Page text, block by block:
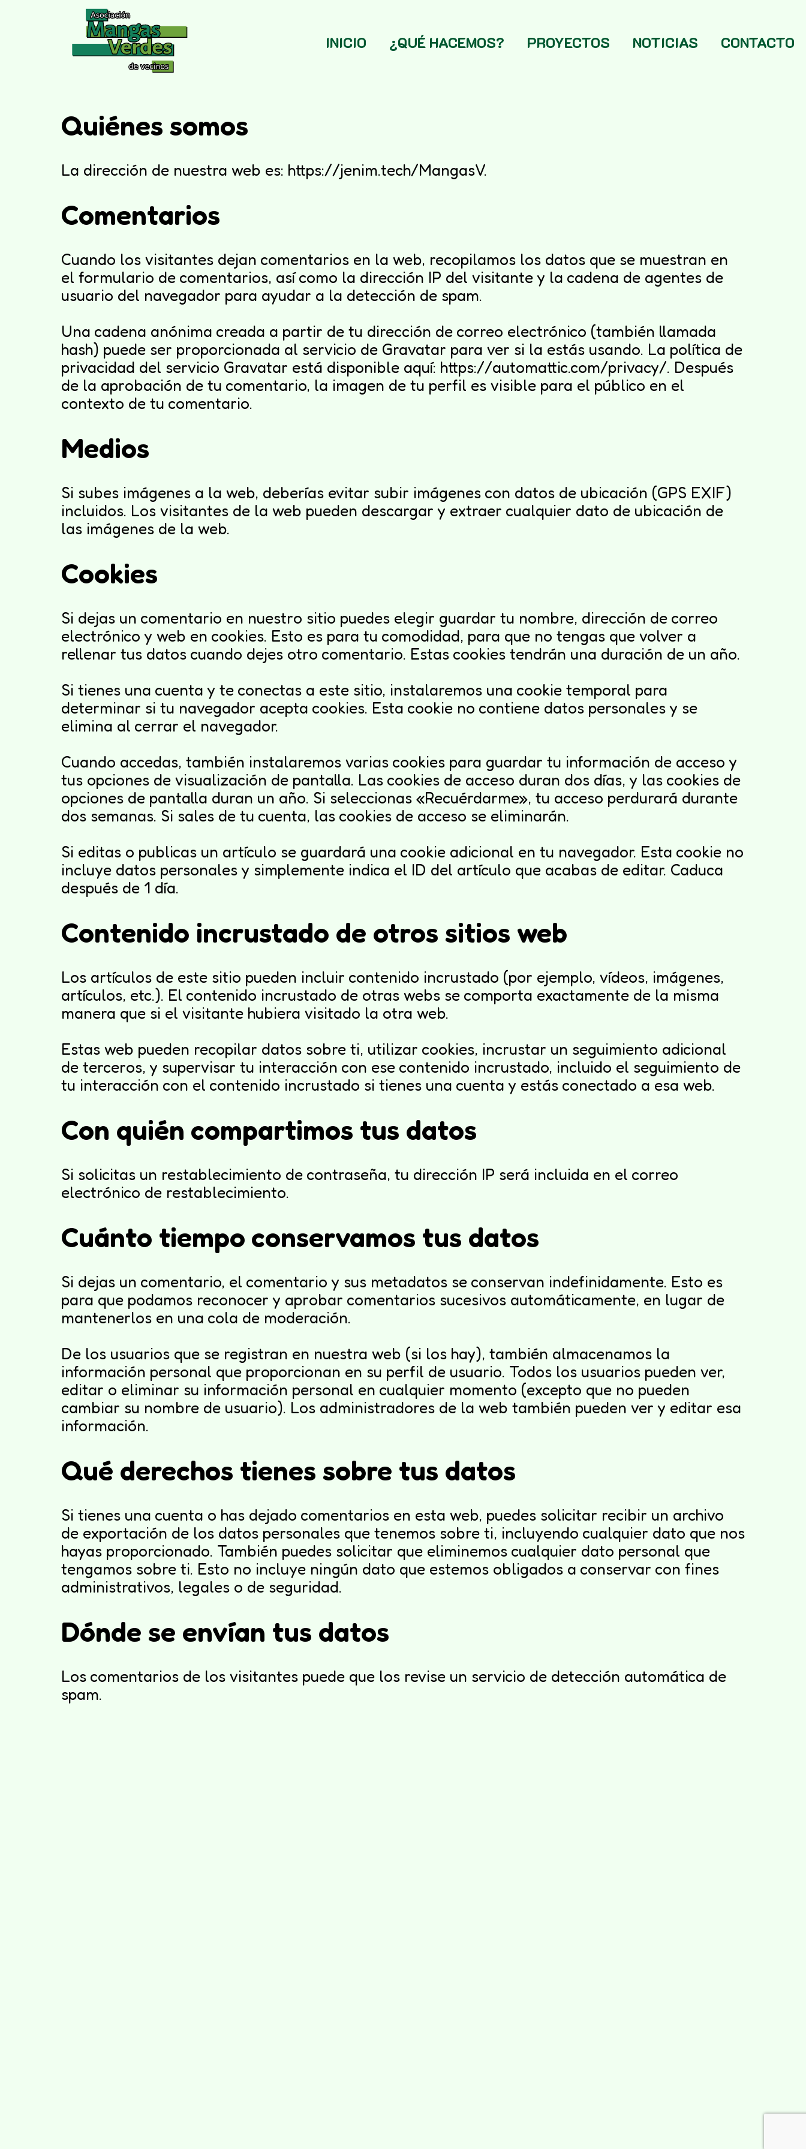
INICIO ¿QUÉ HACEMOS? PROYECTOS NOTICIAS CONTACTO
Quiénes somos
La dirección de nuestra web es: https://jenim.tech/MangasV.
Comentarios
Cuando los visitantes dejan comentarios en la web, recopilamos los datos que se muestran en
el formulario de comentarios, así como la dirección IP del visitante y la cadena de agentes de
usuario del navegador para ayudar a la detección de spam.
Una cadena anónima creada a partir de tu dirección de correo electrónico (también llamada
hash) puede ser proporcionada al servicio de Gravatar para ver si la estás usando. La política de
privacidad del servicio Gravatar está disponible aquí: https://automattic.com/privacy/. Después
de la aprobación de tu comentario, la imagen de tu perfil es visible para el público en el
contexto de tu comentario.
Medios
Si subes imágenes a la web, deberías evitar subir imágenes con datos de ubicación (GPS EXIF)
incluidos. Los visitantes de la web pueden descargar y extraer cualquier dato de ubicación de
las imágenes de la web.
Cookies
Si dejas un comentario en nuestro sitio puedes elegir guardar tu nombre, dirección de correo
electrónico y web en cookies. Esto es para tu comodidad, para que no tengas que volver a
rellenar tus datos cuando dejes otro comentario. Estas cookies tendrán una duración de un año.
Si tienes una cuenta y te conectas a este sitio, instalaremos una cookie temporal para
determinar si tu navegador acepta cookies. Esta cookie no contiene datos personales y se
elimina al cerrar el navegador.
Cuando accedas, también instalaremos varias cookies para guardar tu información de acceso y
tus opciones de visualización de pantalla. Las cookies de acceso duran dos días, y las cookies de
opciones de pantalla duran un año. Si seleccionas «Recuérdarme», tu acceso perdurará durante
dos semanas. Si sales de tu cuenta, las cookies de acceso se eliminarán.
Si editas o publicas un artículo se guardará una cookie adicional en tu navegador. Esta cookie no
incluye datos personales y simplemente indica el ID del artículo que acabas de editar. Caduca
después de 1 día.
Contenido incrustado de otros sitios web
Los artículos de este sitio pueden incluir contenido incrustado (por ejemplo, vídeos, imágenes,
artículos, etc.). El contenido incrustado de otras webs se comporta exactamente de la misma
manera que si el visitante hubiera visitado la otra web.
Estas web pueden recopilar datos sobre ti, utilizar cookies, incrustar un seguimiento adicional
de terceros, y supervisar tu interacción con ese contenido incrustado, incluido el seguimiento de
tu interacción con el contenido incrustado si tienes una cuenta y estás conectado a esa web.
Con quién compartimos tus datos
Si solicitas un restablecimiento de contraseña, tu dirección IP será incluida en el correo
electrónico de restablecimiento.
Cuánto tiempo conservamos tus datos
Si dejas un comentario, el comentario y sus metadatos se conservan indefinidamente. Esto es
para que podamos reconocer y aprobar comentarios sucesivos automáticamente, en lugar de
mantenerlos en una cola de moderación.
De los usuarios que se registran en nuestra web (si los hay), también almacenamos la
información personal que proporcionan en su perfil de usuario. Todos los usuarios pueden ver,
editar o eliminar su información personal en cualquier momento (excepto que no pueden
cambiar su nombre de usuario). Los administradores de la web también pueden ver y editar esa
información.
Qué derechos tienes sobre tus datos
Si tienes una cuenta o has dejado comentarios en esta web, puedes solicitar recibir un archivo
de exportación de los datos personales que tenemos sobre ti, incluyendo cualquier dato que nos
hayas proporcionado. También puedes solicitar que eliminemos cualquier dato personal que
tengamos sobre ti. Esto no incluye ningún dato que estemos obligados a conservar con fines
administrativos, legales o de seguridad.
Dónde se envían tus datos
Los comentarios de los visitantes puede que los revise un servicio de detección automática de
spam.